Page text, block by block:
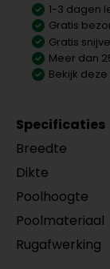
1-3 dagen
Gratis
Gratis
Meer dan
Bekijk
Specificaties
Breedte
Dikte
Poolhoogte
Poolmateriaal
Rugafwerking